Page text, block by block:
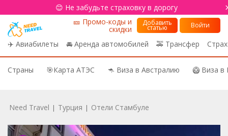
😊 Не забудьте страховку в дорогу
✈️ Авиабилеты 🚘 Аренда автомобилей 🚕 Трансфер
🎫 Промо-коды и
скидки
Добавить
статью Войти
Страны 🎯Карта АТЭС 🦘 Виза в Австралию 🥝 Виза
Need Travel | Турция | Отели Стамбуле